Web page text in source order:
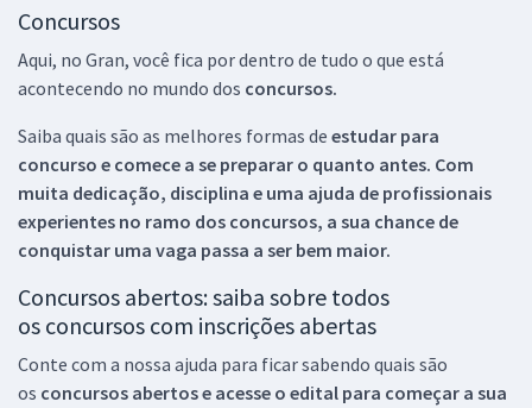
Concursos
Aqui, no Gran, você fica por dentro de tudo o que está
acontecendo no mundo dos concursos.
Saiba quais são as melhores formas de estudar para
concurso e comece a se preparar o quanto antes. Com
muita dedicação, disciplina e uma ajuda de profissionais
experientes no ramo dos concursos, a sua chance de
conquistar uma vaga passa a ser bem maior.
Concursos abertos: saiba sobre todos
os concursos com inscrições abertas
Conte com a nossa ajuda para ficar sabendo quais são
os concursos abertos e acesse o edital para começar a sua